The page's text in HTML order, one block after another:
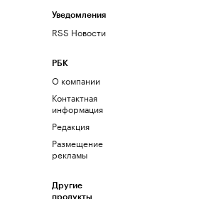
Уведомления
RSS Новости
РБК
О компании
Контактная
информация
Редакция
Размещение
рекламы
Другие
продукты